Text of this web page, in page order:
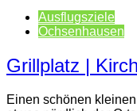
Ausflugsziele
Ochsenhausen
Grillplatz |
Einen schönen